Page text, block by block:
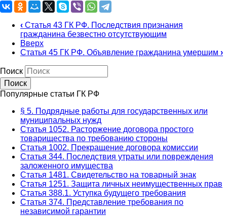
‹ Статья 43 ГК РФ. Последствия признания
гражданина безвестно отсутствующим
Вверх
Статья 45 ГК РФ. Объявление гражданина умершим ›
Поиск
Популярные статьи ГК РФ
§ 5. Подрядные работы для государственных или
муниципальных нужд
Статья 1052. Расторжение договора простого
товарищества по требованию стороны
Статья 1002. Прекращение договора комиссии
Статья 344. Последствия утраты или повреждения
заложенного имущества
Статья 1481. Свидетельство на товарный знак
Статья 1251. Защита личных неимущественных прав
Статья 388.1. Уступка будущего требования
Статья 374. Представление требования по
независимой гарантии